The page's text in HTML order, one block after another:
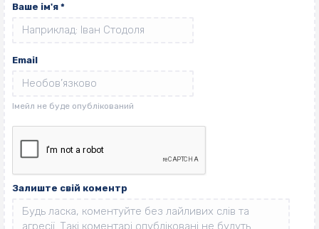
Ваше ім'я *
Email
Залиште свій коментр